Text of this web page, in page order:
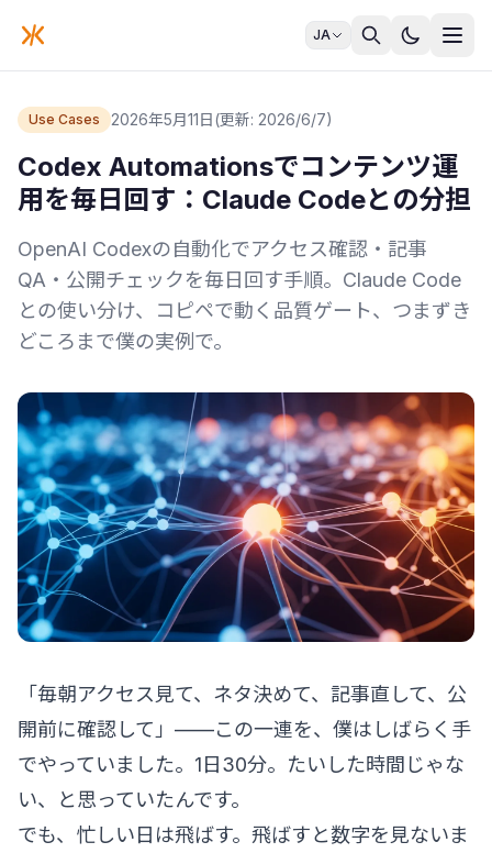
JA
Use Cases 2026年5月11日(更新: 2026/6/7)
Codex Automationsでコンテンツ運
用を毎日回す：Claude Codeとの分担
OpenAI Codexの自動化でアクセス確認・記事
QA・公開チェックを毎日回す手順。Claude Code
との使い分け、コピペで動く品質ゲート、つまずき
どころまで僕の実例で。
「毎朝アクセス見て、ネタ決めて、記事直して、公
開前に確認して」——この一連を、僕はしばらく手
でやっていました。1日30分。たいした時間じゃな
い、と思っていたんです。
でも、忙しい日は飛ばす。飛ばすと数字を見ないま